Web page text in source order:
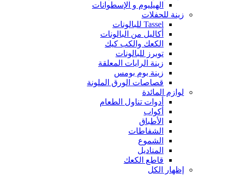
الهيليوم و الإسطوانات
زينة للحفلات
Tassel للبالونات
أكاليل من البالونات
الكعك والكب كيك
توبرز للبالونات
زينة الرايات المعلقة
زينة بوم بومس
قصاصات الورق الملونة
لوازم المائدة
أدوات تناول الطعام
أكواب
الأطباق
الشفاطات
الشموع
المناديل
قاطع الكعك
إظهار الكل